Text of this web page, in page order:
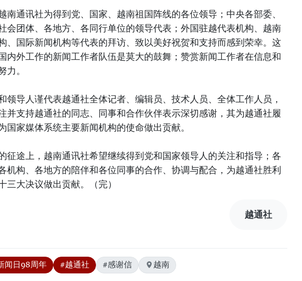
南通讯社为得到党、国家、越南祖国阵线的各位领导；中央各部委、
会团体、各地方、各同行单位的领导代表；外国驻越代表机构、越南
、国际新闻机构等代表的拜访、致以美好祝贺和支持而感到荣幸。这
内外工作的新闻工作者队伍是莫大的鼓舞；赞赏新闻工作者在信息和
力。
领导人谨代表越通社全体记者、编辑员、技术人员、全体工作人员，
并支持越通社的同志、同事和合作伙伴表示深切感谢，其为越通社履
国家媒体系统主要新闻机构的使命做出贡献。
征途上，越南通讯社希望继续得到党和国家领导人的关注和指导；各
机构、各地方的陪伴和各位同事的合作、协调与配合，为越通社胜利
三大决议做出贡献。（完）
越通社
闻日98周年 #越通社 #感谢信 越南